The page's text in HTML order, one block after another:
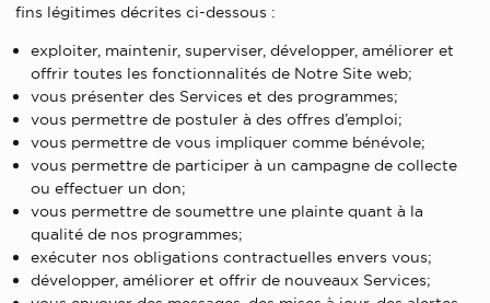
fins légitimes décrites ci-dessous :
exploiter, maintenir, superviser, développer, améliorer et
offrir toutes les fonctionnalités de Notre Site web;
vous présenter des Services et des programmes;
vous permettre de postuler à des offres d’emploi;
vous permettre de vous impliquer comme bénévole;
vous permettre de participer à un campagne de collecte
ou effectuer un don;
vous permettre de soumettre une plainte quant à la
qualité de nos programmes;
exécuter nos obligations contractuelles envers vous;
développer, améliorer et offrir de nouveaux Services;